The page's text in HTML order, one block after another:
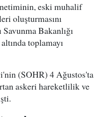
eski muhalif
oluşturmasını
Bakanlığı
toplamayı
(SOHR) 4 Ağustos'ta
askeri hareketlilik ve